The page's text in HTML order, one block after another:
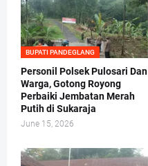
BUPATI PANDEGLANG
Personil Polsek Pulosari Dan
Warga, Gotong Royong
Perbaiki Jembatan Merah
Putih di Sukaraja
June 15, 2026